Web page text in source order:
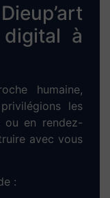
à
humaine,
les
ou en rendez-
avec vous
: